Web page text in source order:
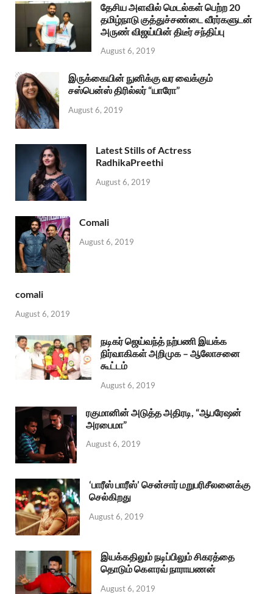
தேசிய அளவில் மெடல்கள் பெற்ற 20
தமிழ்நாடு குத்துச்சண்டை வீரர்களுடன்
அருண் விஜய்யின் திடீர் சந்திப்பு
August 6, 2019
இருக்கையின் நுனிக்கு வர வைக்கும்
சஸ்பென்ஸ் திரில்லர் “யாரோ”
August 6, 2019
Latest Stills of Actress
RadhikaPreethi
August 6, 2019
Comali
August 6, 2019
comali
August 6, 2019
நடிகர் ஜெய்வந்த் நற்பணி இயக்க
நிர்வாகிகள் அறிமுக – ஆலோசனை
கூட்டம்
August 6, 2019
ரகுமானின் அடுத்த அதிரடி, “ஆபரேஷன்
அரபைமா”
August 6, 2019
‘பாரீஸ் பாரீஸ்’ சென்சார் மறுபரிசீலனைக்கு
செல்கிறது
August 6, 2019
இயக்கதிலும் நடிப்பிலும் சிகரத்தை
தொடும் கௌரவ் நாராயணன்
August 6, 2019